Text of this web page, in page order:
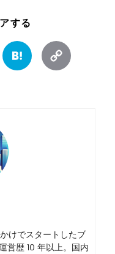
する
Hatena
けでスタートしたブ
営歴 10 年以上。国内